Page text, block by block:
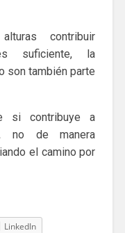
contribuir
suficiente, la
son también parte
si contribuye a
no de manera
el camino por
LinkedIn